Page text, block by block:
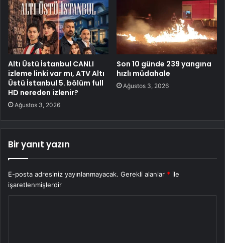
Altı Üstü İstanbul CANLI
izleme linki var mı, ATV Altı
Üstü İstanbul 5. bölüm full
HD nereden izlenir?
Ağustos 3, 2026
Son 10 günde 239 yangına
hızlı müdahale
Ağustos 3, 2026
Bir yanıt yazın
E-posta adresiniz yayınlanmayacak. Gerekli alanlar * ile
işaretlenmişlerdir